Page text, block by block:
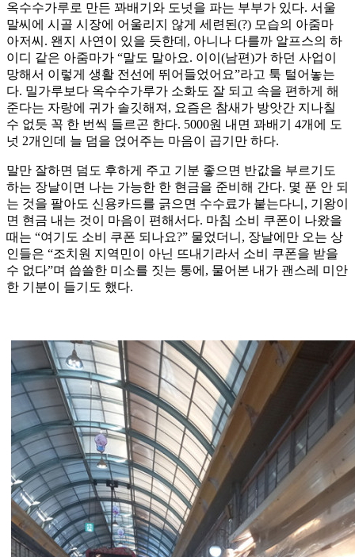
옥수수가루로 만든 꽈배기와 도넛을 파는 부부가 있다. 서울
말씨에 시골 시장에 어울리지 않게 세련된(?) 모습의 아줌마
아저씨. 왠지 사연이 있을 듯한데, 아니나 다를까 알프스의 하
이디 같은 아줌마가 “말도 말아요. 이이(남편)가 하던 사업이
망해서 이렇게 생활 전선에 뛰어들었어요”라고 툭 털어놓는
다. 밀가루보다 옥수수가루가 소화도 잘 되고 속을 편하게 해
준다는 자랑에 귀가 솔깃해져, 요즘은 참새가 방앗간 지나칠
수 없듯 꼭 한 번씩 들르곤 한다. 5000원 내면 꽈배기 4개에 도
넛 2개인데 늘 덤을 얹어주는 마음이 곱기만 하다.
말만 잘하면 덤도 후하게 주고 기분 좋으면 반값을 부르기도
하는 장날이면 나는 가능한 한 현금을 준비해 간다. 몇 푼 안 되
는 것을 팔아도 신용카드를 긁으면 수수료가 붙는다니, 기왕이
면 현금 내는 것이 마음이 편해서다. 마침 소비 쿠폰이 나왔을
때는 “여기도 소비 쿠폰 되나요?” 물었더니, 장날에만 오는 상
인들은 “조치원 지역민이 아닌 뜨내기라서 소비 쿠폰을 받을
수 없다”며 씁쓸한 미소를 짓는 통에, 물어본 내가 괜스레 미안
한 기분이 들기도 했다.